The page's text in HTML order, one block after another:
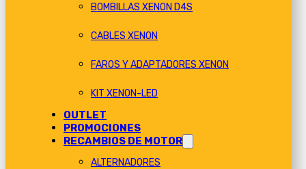
BOMBILLAS XENON D4S
CABLES XENON
FAROS Y ADAPTADORES XENON
KIT XENON-LED
OUTLET
PROMOCIONES
RECAMBIOS DE MOTOR
ALTERNADORES